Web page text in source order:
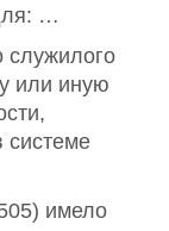
…
служилого
или иную
системе
имело